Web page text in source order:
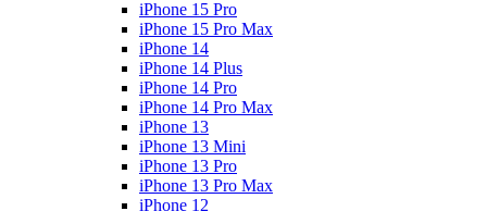
iPhone 15 Pro
iPhone 15 Pro Max
iPhone 14
iPhone 14 Plus
iPhone 14 Pro
iPhone 14 Pro Max
iPhone 13
iPhone 13 Mini
iPhone 13 Pro
iPhone 13 Pro Max
iPhone 12